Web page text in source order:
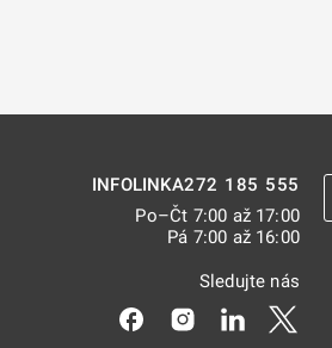
INFOLINKA272 185 555
Po–Čt 7:00 až 17:00
Pá 7:00 až 16:00
Sledujte nás
Odkaz se otevře na
Odkaz seOdkaz